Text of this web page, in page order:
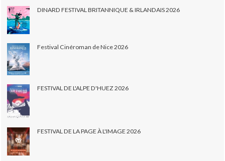
DINARD FESTIVAL BRITANNIQUE & IRLANDAIS 2026
Festival Cinéroman de Nice 2026
FESTIVAL DE L'ALPE D'HUEZ 2026
FESTIVAL DE LA PAGE À L'IMAGE 2026